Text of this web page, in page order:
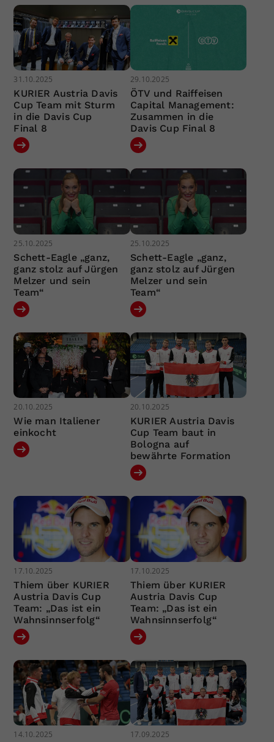
31.10.2025
KURIER Austria Davis
Cup Team mit Sturm
in die Davis Cup
Final 8
29.10.2025
ÖTV und Raiffeisen
Capital Management:
Zusammen in die
Davis Cup Final 8
25.10.2025
Schett-Eagle „ganz,
ganz stolz auf Jürgen
Melzer und sein
Team“
25.10.2025
Schett-Eagle „ganz,
ganz stolz auf Jürgen
Melzer und sein
Team“
20.10.2025
Wie man Italiener
einkocht
20.10.2025
KURIER Austria Davis
Cup Team baut in
Bologna auf
bewährte Formation
17.10.2025
Thiem über KURIER
Austria Davis Cup
Team: „Das ist ein
Wahnsinnserfolg“
17.10.2025
Thiem über KURIER
Austria Davis Cup
Team: „Das ist ein
Wahnsinnserfolg“
14.10.2025 17.09.2025